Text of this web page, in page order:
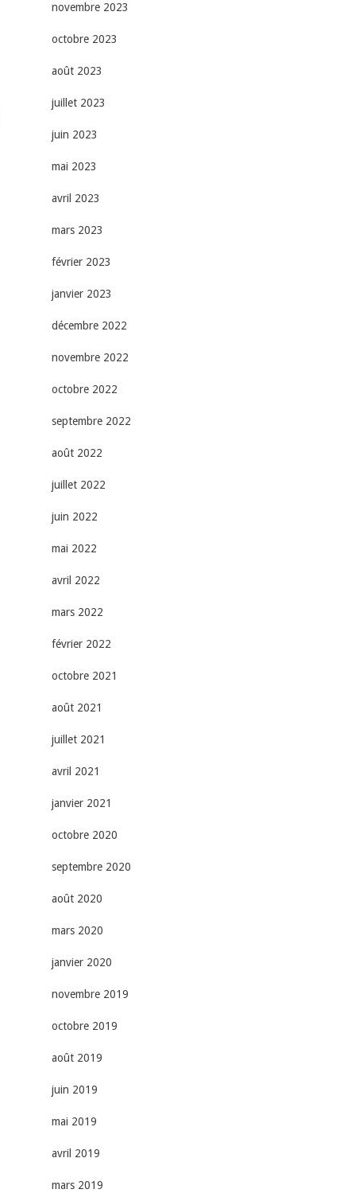
novembre 2023
octobre 2023
août 2023
juillet 2023
juin 2023
mai 2023
avril 2023
mars 2023
février 2023
janvier 2023
décembre 2022
novembre 2022
octobre 2022
septembre 2022
août 2022
juillet 2022
juin 2022
mai 2022
avril 2022
mars 2022
février 2022
octobre 2021
août 2021
juillet 2021
avril 2021
janvier 2021
octobre 2020
septembre 2020
août 2020
mars 2020
janvier 2020
novembre 2019
octobre 2019
août 2019
juin 2019
mai 2019
avril 2019
mars 2019